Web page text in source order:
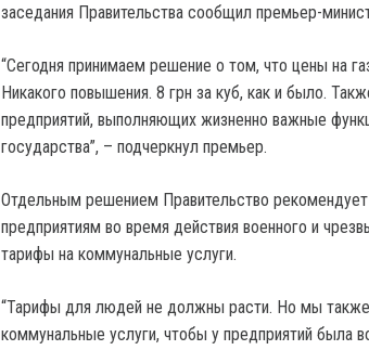
заседания Правительства сообщил премьер-
“Сегодня принимаем решение о том, что цены на
Никакого повышения. 8 грн за куб, как и было.
предприятий, выполняющих жизненно важные
государства”, – подчеркнул премьер.
Отдельным решением Правительство
предприятиям во время действия военного и
тарифы на коммунальные услуги.
“Тарифы для людей не должны расти. Но мы также
коммунальные услуги, чтобы у предприятий была